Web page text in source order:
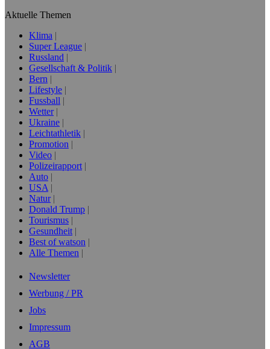
Aktuelle Themen
Klima
Super League
Russland
Gesellschaft & Politik
Bern
Lifestyle
Fussball
Wetter
Ukraine
Leichtathletik
Promotion
Video
Polizeirapport
Auto
USA
Natur
Donald Trump
Tourismus
Gesundheit
Best of watson
Alle Themen
Newsletter
Werbung / PR
Jobs
Impressum
AGB